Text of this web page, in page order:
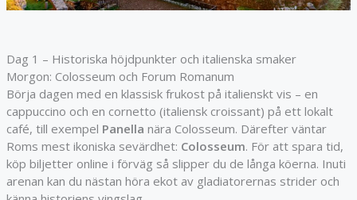
Dag 1 – Historiska höjdpunkter och italienska smaker
Morgon: Colosseum och Forum Romanum
Börja dagen med en klassisk frukost på italienskt vis – en
cappuccino och en cornetto (italiensk croissant) på ett lokalt
café, till exempel Panella nära Colosseum. Därefter väntar
Roms mest ikoniska sevärdhet: Colosseum. För att spara tid,
köp biljetter online i förväg så slipper du de långa köerna. Inuti
arenan kan du nästan höra ekot av gladiatorernas strider och